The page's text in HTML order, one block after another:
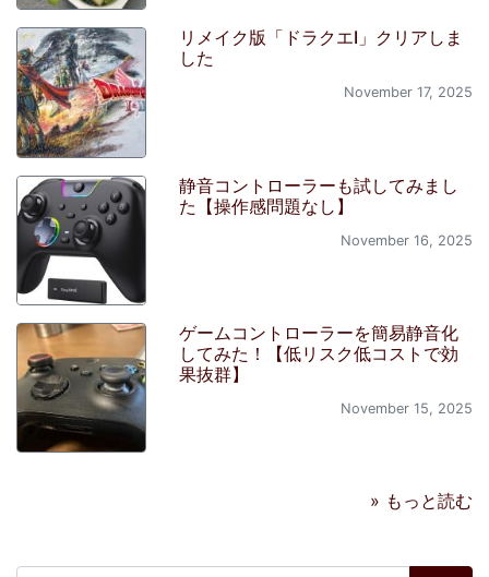
リメイク版「ドラクエI」クリアしま
した
November 17, 2025
静音コントローラーも試してみまし
た【操作感問題なし】
November 16, 2025
ゲームコントローラーを簡易静音化
してみた！【低リスク低コストで効
果抜群】
November 15, 2025
» もっと読む